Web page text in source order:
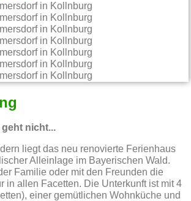
nicht...
liegt das neu renovierte Ferienhaus
Alleinlage im Bayerischen Wald.
Familie oder mit den Freunden die
in allen Facetten. Die Unterkunft ist mit 4
einer gemütlichen Wohnküche und